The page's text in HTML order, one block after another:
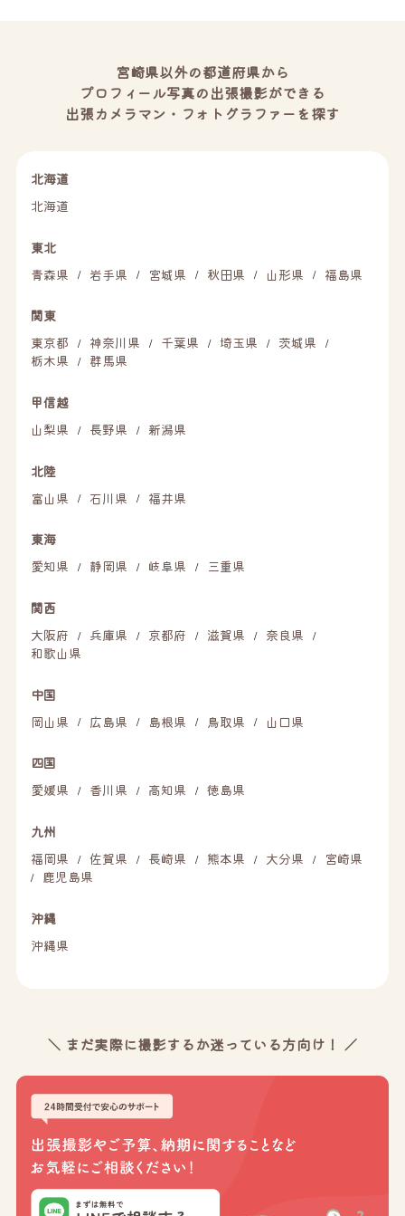
宮崎県以外の都道府県から
プロフィール写真の出張撮影ができる
出張カメラマン・フォトグラファーを探す
北海道
北海道
東北
青森県
/ 岩手県 / 宮城県 / 秋田県 / 山形県 / 福島県
関東
東京都
/ 神奈川県 / 千葉県 / 埼玉県 / 茨城県 /
栃木県 / 群馬県
甲信越
山梨県
/ 長野県 / 新潟県
北陸
富山県
/ 石川県 / 福井県
東海
愛知県
/ 静岡県 / 岐阜県 / 三重県
関西
大阪府
/ 兵庫県 / 京都府 / 滋賀県 / 奈良県 /
和歌山県
中国
岡山県
/ 広島県 / 島根県 / 鳥取県 / 山口県
四国
愛媛県
/ 香川県 / 高知県 / 徳島県
九州
福岡県
/ 佐賀県 / 長崎県 / 熊本県 / 大分県 / 宮崎県
/ 鹿児島県
沖縄
沖縄県
＼ まだ実際に撮影するか迷っている方向け！ ／